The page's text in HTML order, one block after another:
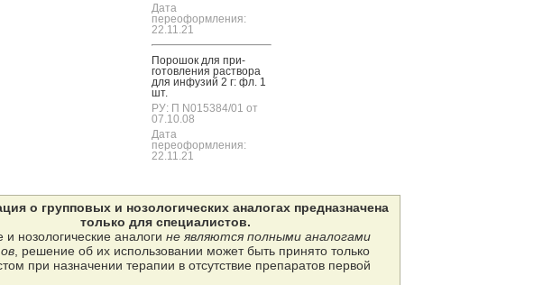
Дата
переоформления:
22.11.21
По­рошок для при­
готов­ле­ния рас­тво­ра
для ин­фу­зий 2 г: фл. 1
шт.
РУ: П N015384/01 от
07.10.08
Дата
переоформления:
22.11.21
о групповых и нозологических аналогах предназначена
только для специалистов.
и нозологические аналоги не являются полными аналогами
, решение об их использовании может быть принято только
при назначении терапии в отсутствие препаратов первой